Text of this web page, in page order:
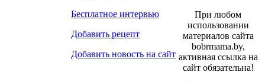
Бесплатное интервью
Добавить рецепт
Добавить новость на сайт
При любом
использовании
материалов сайта
bobrmama.by,
активная ссылка на
сайт обязательна!